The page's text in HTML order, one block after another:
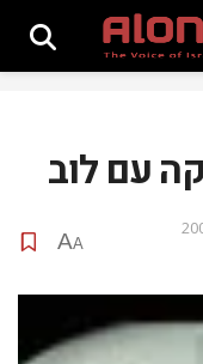
עם לוב
A
A